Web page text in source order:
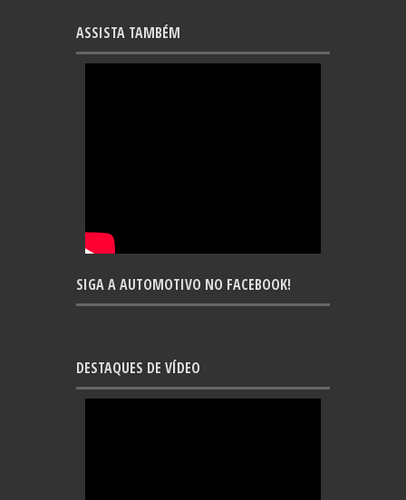
ASSISTA TAMBÉM
SIGA A AUTOMOTIVO NO FACEBOOK!
DESTAQUES DE VÍDEO